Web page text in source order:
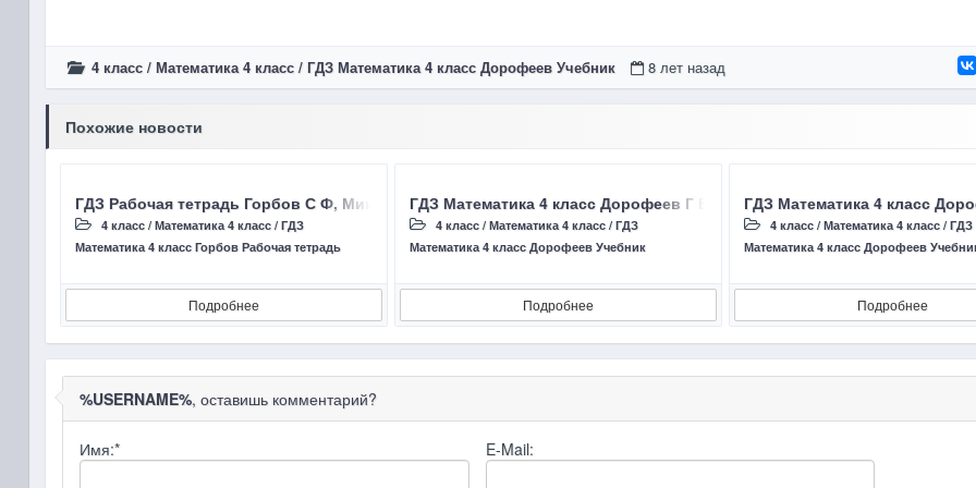
4 класс/ Математика 4 класс/ ГДЗ Математика 4 класс Дорофеев Учебник 8 лет назад
Похожие новости
ГДЗ Рабочая тетрадь Горбов С Ф, Микулина Г Г, страницы 3 – 7 Математика 4 класс (ответы)
4 класс/ Математика 4 класс/ ГДЗ
Математика 4 класс Горбов Рабочая тетрадь
Подробнее
ГДЗ Математика 4 класс Дорофеев Г В, Миракова Т Н страница 35
4 класс/ Математика 4 класс/ ГДЗ
Математика 4 класс Дорофеев Учебник
Подробнее
ГДЗ Математика 4 класс
4 класс/ Математика 4 класс/ ГДЗ
Математика 4 класс Дорофеев
Подробнее
%USERNAME%, оставишь комментарий?
Имя:* E-Mail: